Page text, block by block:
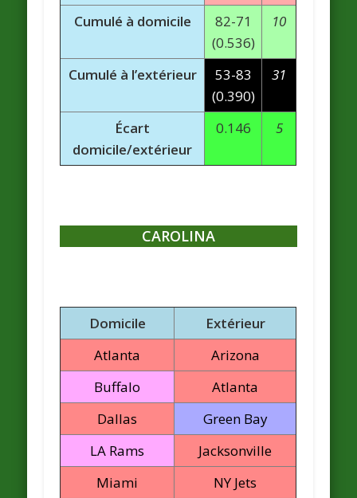
Cumulé à domicile
82-71
(0.536)
10
Cumulé à l’extérieur
53-83
(0.390)
31
Écart
domicile/extérieur
0.146 5
CAROLINA
Domicile
Extérieur
Atlanta
Arizona
Buffalo
Atlanta
Dallas
Green Bay
LA Rams
Jacksonville
Miami
NY Jets